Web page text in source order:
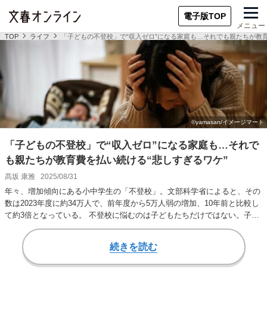
電子版TOP
メニュー
TOP ライフ 「子どもの不登校」で“収入ゼロ”になる家庭も…それでも親たちが教
「子どもの不登校」で“収入ゼロ”になる家庭も…それで
も親たちが教育費を払い続ける“悲しすぎるワケ”
髙坂 康雅 2025/08/31
年々、増加傾向にある小中学生の「不登校」。文部科学省によると、その
数は2023年度に約34万人で、前年度から5万人弱の増加、10年前と比較し
て約3倍となっている。 不登校に悩むのは子どもたちだけではない。子ど
もが家…
続きを読む